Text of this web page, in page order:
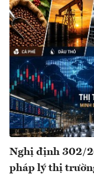
Nghị định 302/
pháp lý thị